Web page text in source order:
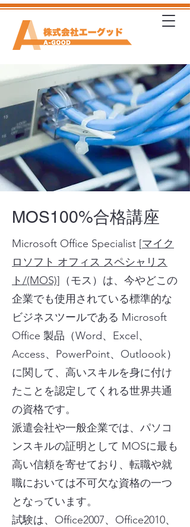
MOS100%合格講座
Microsoft Office Specialist [マイク
ロソフト オフィス スペシャリス
ト/(MOS)]（モス）は、今やどこの
企業でも使用されている標準的な
ビジネスツールである Microsoft
Office 製品（Word、Excel、
Access、PowerPoint、Outloook）
に関して、高いスキルを身に付け
たことを認定してくれる世界共通
の資格です。
派遣会社や一般企業では、パソコ
ンスキルの証明として MOSに最も
高い信頼を寄せており、転職や就
職においては不可欠な資格の一つ
となっています。
試験は、Office2007、Office2010、